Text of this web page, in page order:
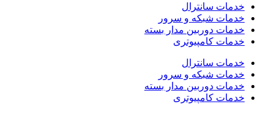
خدمات سانترال
خدمات شبکه و سرور
خدمات دوربین مدار بسته
خدمات کامپیوتری
خدمات سانترال
خدمات شبکه و سرور
خدمات دوربین مدار بسته
خدمات کامپیوتری